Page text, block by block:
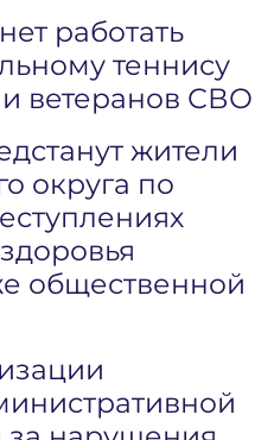
работать
теннису
ветеранов СВО
жители
округа по
общественной